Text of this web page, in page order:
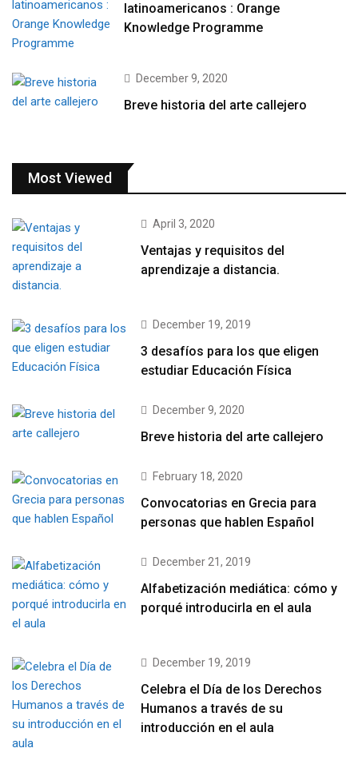
latinoamericanos : Orange
Knowledge Programme
December 9, 2020
Breve historia del arte callejero
Most Viewed
April 3, 2020
Ventajas y requisitos del
aprendizaje a distancia.
December 19, 2019
3 desafíos para los que eligen
estudiar Educación Física
December 9, 2020
Breve historia del arte callejero
February 18, 2020
Convocatorias en Grecia para
personas que hablen Español
December 21, 2019
Alfabetización mediática: cómo y
porqué introducirla en el aula
December 19, 2019
Celebra el Día de los Derechos
Humanos a través de su
introducción en el aula